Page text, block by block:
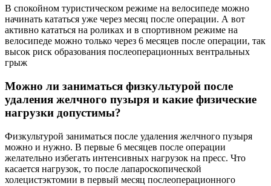
В спокойном туристическом режиме на велосипеде можно
начинать кататься уже через месяц после операции. А вот
активно кататься на роликах и в спортивном режиме на
велосипеде можно только через 6 месяцев после операции, так
высок риск образования послеоперационных вентральных
грыж
Можно ли заниматься физкультурой после
удаления желчного пузыря и какие физические
нагрузки допустимы?
Физкультурой заниматься после удаления желчного пузыря
можно и нужно. В первые 6 месяцев после операции
желательно избегать интенсивных нагрузок на пресс. Что
касается нагрузок, то после лапароскопической
холецистэктомии в первый месяц послеоперационного